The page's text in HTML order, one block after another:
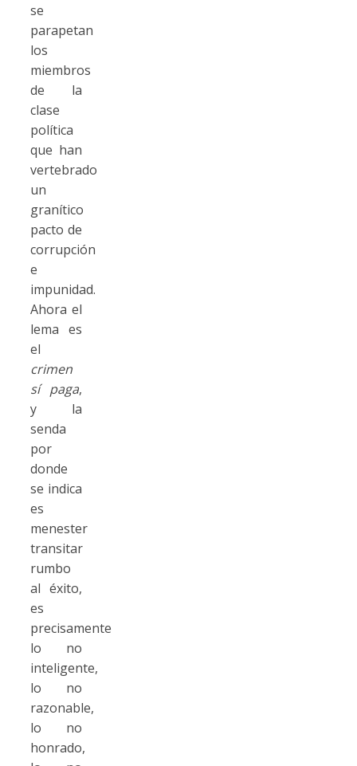
se
parapetan
los
miembros
de la
clase
política
que han
vertebrado
un
granítico
pacto de
corrupción
e
impunidad.
Ahora el
lema es
el
crimen
sí paga,
y la
senda
por
donde
se indica
es
menester
transitar
rumbo
al éxito,
es
precisamente
lo no
inteligente,
lo no
razonable,
lo no
honrado,